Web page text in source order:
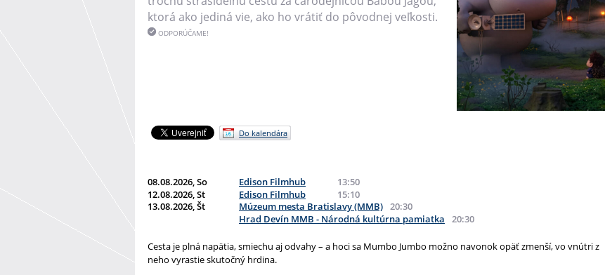
ktorá ako jediná vie, ako ho vrátiť do pôvodnej veľkosti.
ODPORÚČAME!
Do kalendára
08.08.2026, So Edison Filmhub
13:50
12.08.2026, St
Edison Filmhub
15:10
13.08.2026, Št
Múzeum mesta Bratislavy (MMB) 20:30
Hrad Devín MMB - Národná kultúrna pamiatka
20:30
Cesta je plná napätia, smiechu aj odvahy – a hoci sa Mumbo Jumbo možno navonok opäť zmenší, vo vnútri z
neho vyrastie skutočný hrdina.